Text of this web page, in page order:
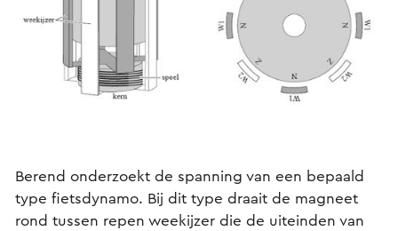
Berend onderzoekt de spanning van een bepaald
type fietsdynamo. Bij dit type draait de magneet
rond tussen repen weekijzer die de uiteinden van